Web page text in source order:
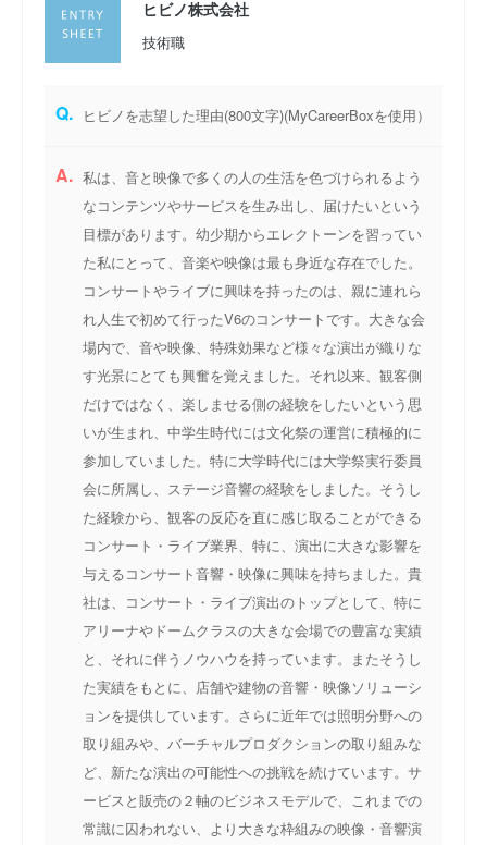
ヒビノ株式会社
技術職
Q. ヒビノを志望した理由(800文字)(MyCareerBoxを使用）
A. 私は、音と映像で多くの人の生活を色づけられるよう
なコンテンツやサービスを生み出し、届けたいという
目標があります。幼少期からエレクトーンを習ってい
た私にとって、音楽や映像は最も身近な存在でした。
コンサートやライブに興味を持ったのは、親に連れら
れ人生で初めて行ったV6のコンサートです。大きな会
場内で、音や映像、特殊効果など様々な演出が織りな
す光景にとても興奮を覚えました。それ以来、観客側
だけではなく、楽しませる側の経験をしたいという思
いが生まれ、中学生時代には文化祭の運営に積極的に
参加していました。特に大学時代には大学祭実行委員
会に所属し、ステージ音響の経験をしました。そうし
た経験から、観客の反応を直に感じ取ることができる
コンサート・ライブ業界、特に、演出に大きな影響を
与えるコンサート音響・映像に興味を持ちました。貴
社は、コンサート・ライブ演出のトップとして、特に
アリーナやドームクラスの大きな会場での豊富な実績
と、それに伴うノウハウを持っています。またそうし
た実績をもとに、店舗や建物の音響・映像ソリューシ
ョンを提供しています。さらに近年では照明分野への
取り組みや、バーチャルプロダクションの取り組みな
ど、新たな演出の可能性への挑戦を続けています。サ
ービスと販売の２軸のビジネスモデルで、これまでの
常識に囚われない、より大きな枠組みの映像・音響演